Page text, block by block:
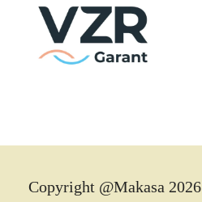
Copyright @Makasa 2026